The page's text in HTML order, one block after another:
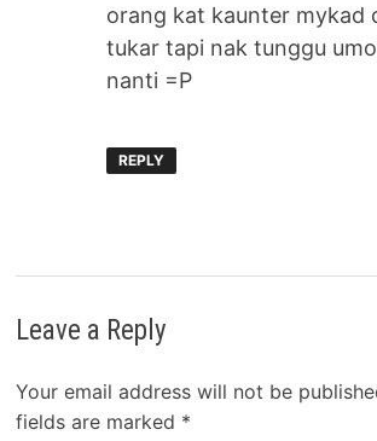
orang kat kaunter mykad
tukar tapi nak tunggu
nanti =P
REPLY
Leave a Reply
Your email address will not be
fields are marked *